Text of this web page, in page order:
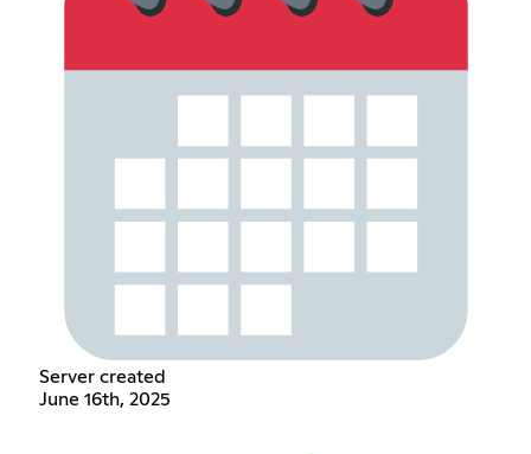
Server created
June 16th, 2025